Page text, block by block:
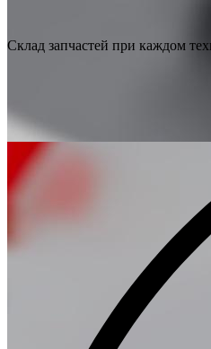
Склад запчастей при каждом